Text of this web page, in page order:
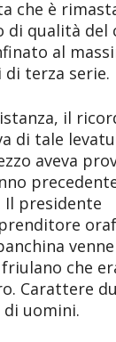
che è
di qualità del
al
terza serie.
il
di tale
aveva
Il presidente
che
Carattere
uomini.